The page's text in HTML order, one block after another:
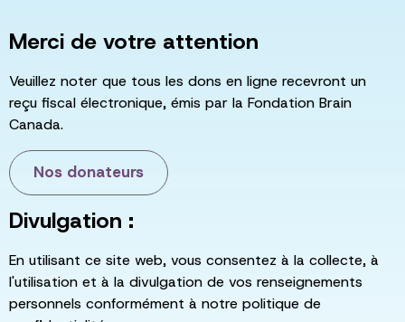
Merci de votre attention
Veuillez noter que tous les dons en ligne recevront un
reçu fiscal électronique, émis par la Fondation Brain
Canada.
Nos donateurs
Divulgation :
En utilisant ce site web, vous consentez à la collecte, à
l'utilisation et à la divulgation de vos renseignements
personnels conformément à notre politique de